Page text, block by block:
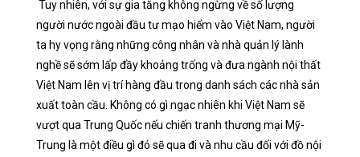
Tuy nhiên, với sự gia tăng không ngừng về số lượng
người nước ngoài đầu tư mạo hiểm vào Việt Nam, người
ta hy vọng rằng những công nhân và nhà quản lý lành
nghề sẽ sớm lấp đầy khoảng trống và đưa ngành nội thất
Việt Nam lên vị trí hàng đầu trong danh sách các nhà sản
xuất toàn cầu. Không có gì ngạc nhiên khi Việt Nam sẽ
vượt qua Trung Quốc nếu chiến tranh thương mại Mỹ-
Trung là một điều gì đó sẽ qua đi và nhu cầu đối với đồ nội